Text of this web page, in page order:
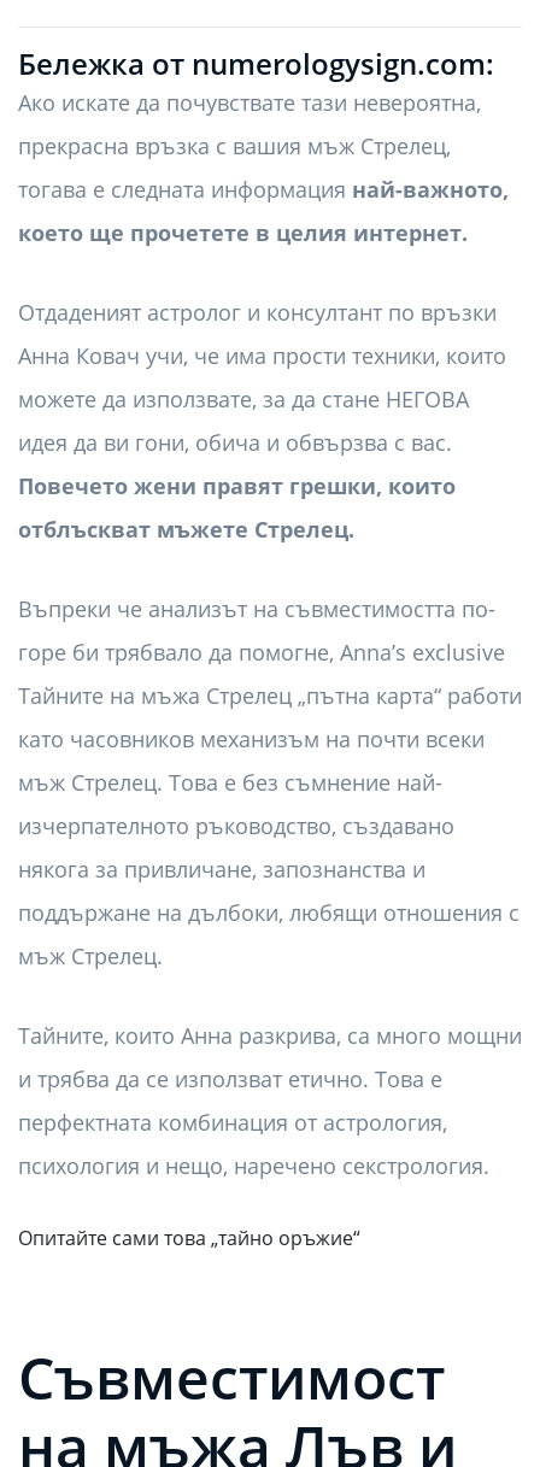
Бележка от numerologysign.com:
Ако искате да почувствате тази невероятна,
прекрасна връзка с вашия мъж Стрелец,
тогава е следната информация най-важното,
което ще прочетете в целия интернет.
Отдаденият астролог и консултант по връзки
Анна Ковач учи, че има прости техники, които
можете да използвате, за да стане НЕГОВА
идея да ви гони, обича и обвързва с вас.
Повечето жени правят грешки, които
отблъскват мъжете Стрелец.
Въпреки че анализът на съвместимостта по-
горе би трябвало да помогне, Anna’s exclusive
Тайните на мъжа Стрелец „пътна карта“ работи
като часовников механизъм на почти всеки
мъж Стрелец. Това е без съмнение най-
изчерпателното ръководство, създавано
някога за привличане, запознанства и
поддържане на дълбоки, любящи отношения с
мъж Стрелец.
Тайните, които Анна разкрива, са много мощни
и трябва да се използват етично. Това е
перфектната комбинация от астрология,
психология и нещо, наречено секстрология.
Опитайте сами това „тайно оръжие“
Съвместимост
на мъжа Лъв и